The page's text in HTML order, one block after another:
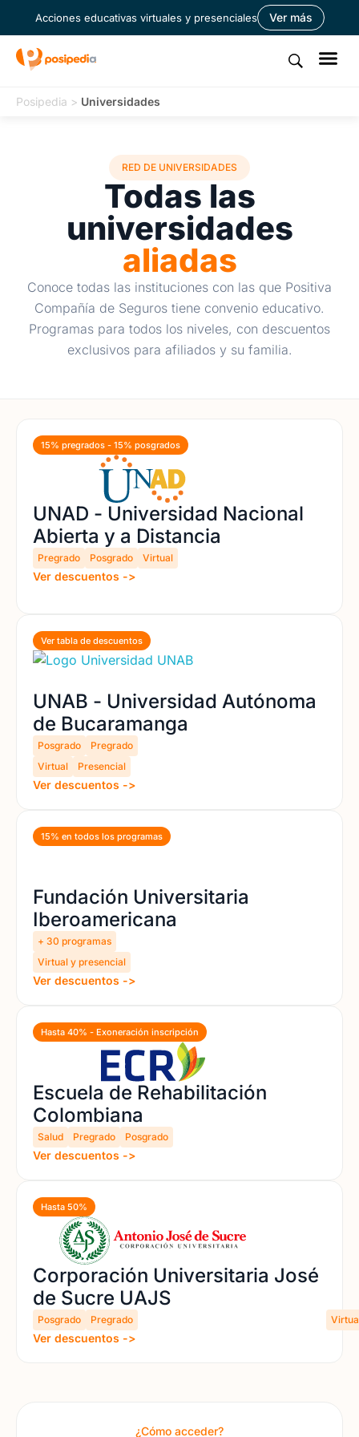
Acciones educativas virtuales y presenciales Ver más
Posipedia > Universidades
RED DE UNIVERSIDADES
Todas las
universidades
aliadas
Conoce todas las instituciones con las que Positiva
Compañía de Seguros tiene convenio educativo.
Programas para todos los niveles, con descuentos
exclusivos para afiliados y su familia.
15% pregrados - 15% posgrados
UNAD - Universidad Nacional
Abierta y a Distancia
Pregrado Posgrado Virtual
Ver descuentos ->
Ver tabla de descuentos
UNAB - Universidad Autónoma
de Bucaramanga​
Posgrado
Pregrado
Virtual
Presencial
Ver descuentos ->
15% en todos los programas
Fundación Universitaria
Iberoamericana
+ 30 programas
Virtual y presencial
Ver descuentos ->
Hasta 40% - Exoneración inscripción
Escuela de Rehabilitación
Colombiana
Salud Pregrado Posgrado
Ver descuentos ->
Hasta 50%
Corporación Universitaria José
de Sucre UAJS
Posgrado Pregrado
Ver descuentos ->
¿Cómo acceder?